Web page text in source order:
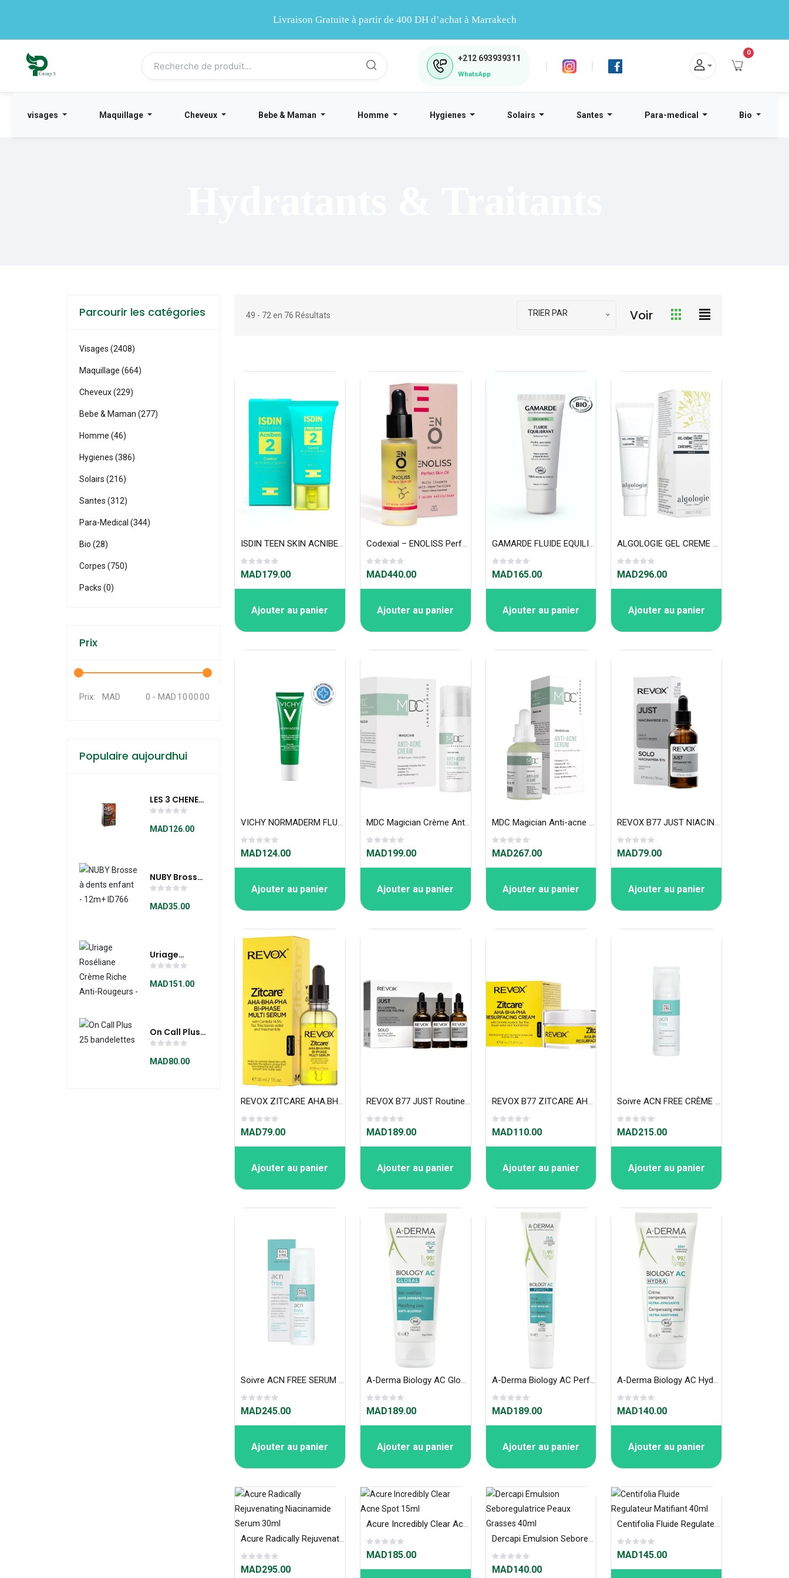
Livraison Gratuite à partir de 400 DH d’achat à Marrakech
+212 693939311
WhatsApp
| |
0
visages Maquillage Cheveux Bebe & Maman Homme Hygienes Solairs Santes Para-medical Bio
49 - 72 en 76 Résultats TRIER PAR Voir
ISDIN TEEN SKIN ACNIBEN 2 GEL CREME POUR PEAUX GRASSE 40 ML
MAD179.00
Ajouter au panier
Codexial – ENOLISS Perfect Skin Oil 20ml
MAD440.00
Ajouter au panier
GAMARDE FLUIDE EQUILIBRANT 40ml
MAD165.00
Ajouter au panier
ALGOLOGIE GEL CREME DE L'ARCHIPEL 50ml
MAD296.00
Ajouter au panier
VICHY NORMADERM FLUIDE DOUBLE CORRECTION HYDRATANT 30 ML
MAD124.00
Ajouter au panier
MDC Magician Crème Anti-acné 50 ml
MAD199.00
Ajouter au panier
MDC Magician Anti-acne Serum 30 ml
MAD267.00
Ajouter au panier
REVOX B77 JUST NIACINAMIDE 10%, 30ml
MAD79.00
Ajouter au panier
REVOX ZITCARE AHA.BHA.PHA. MULTI SERUM, 30ml
MAD79.00
Ajouter au panier
REVOX B77 JUST Routine de Soins de la Peau pour le Contrôle du Sébum 3*30ml
MAD189.00
Ajouter au panier
REVOX B77 ZITCARE AHA.BHA.PHA. RESURFACING CREAM, 50ml
MAD110.00
Ajouter au panier
Soivre ACN FREE CRÈME HYDRATANTE 50ml «crème legère PG»
MAD215.00
Ajouter au panier
Soivre ACN FREE SERUM 30ml « pour resserrer les pores»
MAD245.00
Ajouter au panier
A-Derma Biology AC Global Soin Matifiant Anti-Imperfections – 40ml
MAD189.00
Ajouter au panier
A-Derma Biology AC Perfect Fluide Anti-Imperfections Anti-Marques – 40ml
MAD189.00
Ajouter au panier
A-Derma Biology AC Hydra Crème Compensatrice Ultra-Apaisante – 40ml
MAD140.00
Ajouter au panier
Acure Radically Rejuvenating Niacinamide Serum 30ml
MAD295.00
Acure Incredibly Clear Acne Spot 15ml
MAD185.00
Dercapi Emulsion Seboregulatrice Peaux Grasses 40ml
MAD140.00
Centifolia Fluide Regulateur Matifiant 40ml
MAD145.00
Parcourir les catégories
Visages (2408)
Maquillage (664)
Cheveux (229)
Bebe & Maman (277)
Homme (46)
Hygienes (386)
Solairs (216)
Santes (312)
Para-Medical (344)
Bio (28)
Corpes (750)
Packs (0)
Prix
Prix: MAD - MAD
Populaire aujourdhui
LES 3 CHENES
Color & Soin
Coloration
Blond Fonce
MAD126.00
NUBY Brosse
À Dents
Enfant - 12m+
MAD35.00
Uriage
Roséliane
Crème Riche
MAD151.00
On Call Plus
25
Bandelettes
MAD80.00